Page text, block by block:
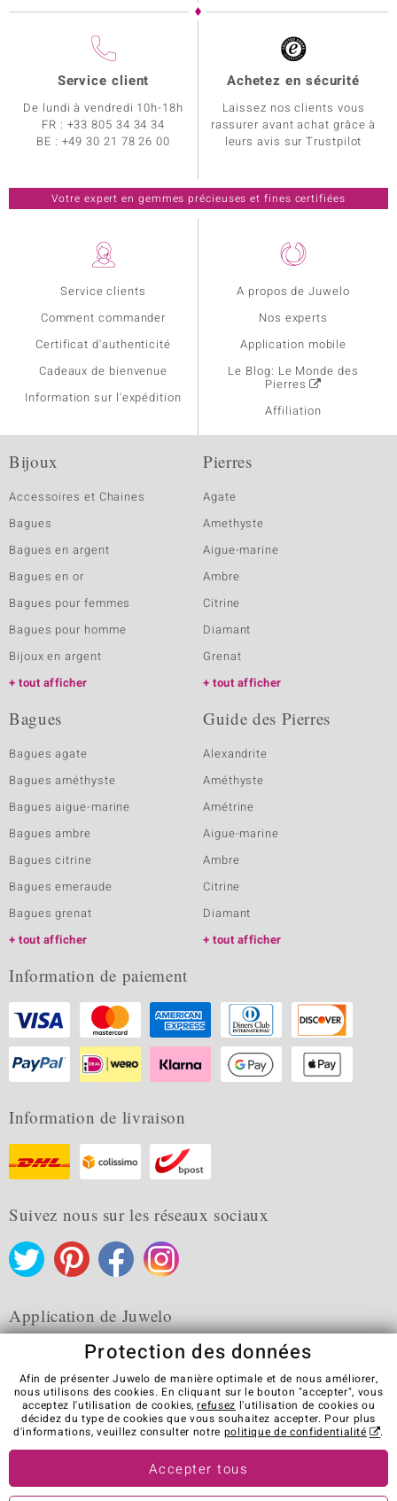
Service clients
Comment commander
Certificat d'authenticité
Cadeaux de bienvenue
Information sur l'expédition
A propos de Juwelo
Nos experts
Application mobile
Le Blog: Le Monde des
Pierres
Affiliation
Service client
De lundi à vendredi 10h-18h
FR : +33 805 34 34 34
BE : +49 30 21 78 26 00
Achetez en sécurité
Laissez nos clients vous
rassurer avant achat grâce à
leurs avis sur Trustpilot
Votre expert en gemmes précieuses et fines certifiées
Bijoux
Accessoires et Chaines
Bagues
Bagues en argent
Bagues en or
Bagues pour femmes
Bagues pour homme
Bijoux en argent
tout afficher
Pierres
Agate
Amethyste
Aigue-marine
Ambre
Citrine
Diamant
Grenat
tout afficher
Bagues
Bagues agate
Bagues améthyste
Bagues aigue-marine
Bagues ambre
Bagues citrine
Bagues emeraude
Bagues grenat
tout afficher
Guide des Pierres
Alexandrite
Améthyste
Amétrine
Aigue-marine
Ambre
Citrine
Diamant
tout afficher
Information de paiement
Information de livraison
Suivez nous sur les réseaux sociaux
Application de Juwelo
CGV Protection des données
Cookies
Mentions légales
Contact
Révocation du contrat
Visit our stores in other countries:
Protection des données
Afin de présenter Juwelo de manière optimale et de nous améliorer,
nous utilisons des cookies. En cliquant sur le bouton "accepter", vous
acceptez l'utilisation de cookies,refusez l'utilisation de cookies ou
décidez du type de cookies que vous souhaitez accepter. Pour plus
d'informations, veuillez consulter notre politique de confidentialité .
Accepter tous